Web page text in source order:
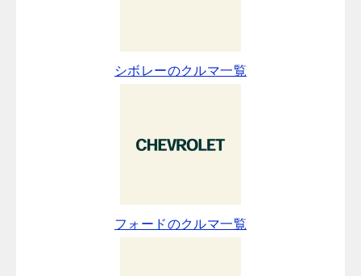
シボレーのクルマ一覧
フォードのクルマ一覧